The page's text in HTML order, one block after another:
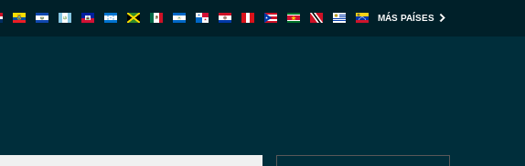
MÁS PAÍSES